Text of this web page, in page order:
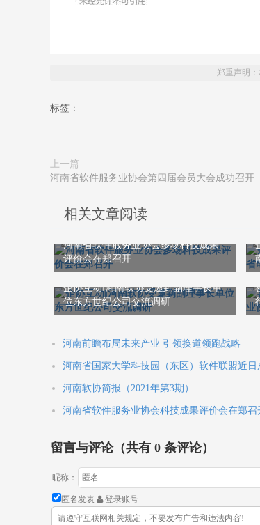
郑重声明
标签：
上一篇
河南省软件服务业协会第四届会员大会成功召开
相关文章阅读
河南省软件服务业协会多场科技成果
评价会在郑召开
企协互动‖河南软协受邀到副理事长单
位东方世纪公司交流调研
河南前瞻布局未来产业 引领换道领跑战略
河南省国家大学科技园（东区）软件联盟近
河南软协简报（2021年第3期）
河南省软件服务业协会科技成果评价会在郑召
留言与评论（共有 0 条评论）
昵称：
匿名发表 登录账号